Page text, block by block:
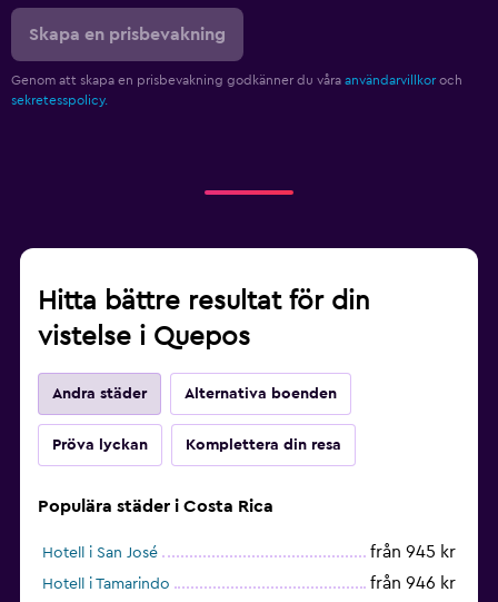
Skapa en prisbevakning
Genom att skapa en prisbevakning godkänner du våra användarvillkor och
sekretesspolicy.
Hitta bättre resultat för din
vistelse i Quepos
Andra städer Alternativa boenden
Pröva lyckan Komplettera din resa
Populära städer i Costa Rica
Hotell i San José från 945 kr
Hotell i Tamarindo från 946 kr